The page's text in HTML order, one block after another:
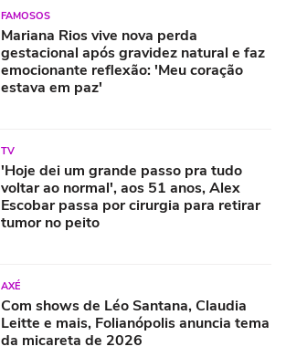
FAMOSOS
Mariana Rios vive nova perda
gestacional após gravidez natural e faz
emocionante reflexão: 'Meu coração
estava em paz'
TV
'Hoje dei um grande passo pra tudo
voltar ao normal', aos 51 anos, Alex
Escobar passa por cirurgia para retirar
tumor no peito
AXÉ
Com shows de Léo Santana, Claudia
Leitte e mais, Folianópolis anuncia tema
da micareta de 2026